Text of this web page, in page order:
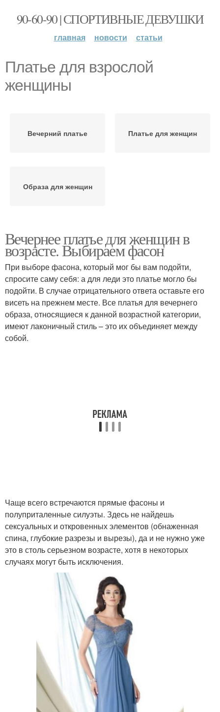
90-60-90 | СПОРТИВНЫЕ ДЕВУШКИ
главная новости статьи
Платье для взрослой
женщины
Вечерний платье Платье для женщин
Образа для женщин
Вечернее платье для женщин в
возрасте. Выбираем фасон
При выборе фасона, который мог бы вам подойти,
спросите саму себя: а для леди это платье могло бы
подойти. В случае отрицательного ответа оставьте его
висеть на прежнем месте. Все платья для вечернего
образа, относящиеся к данной возрастной категории,
имеют лаконичный стиль – это их объединяет между
собой.
Чаще всего встречаются прямые фасоны и
полуприталенные силуэты. Здесь не найдешь
сексуальных и откровенных элементов (обнаженная
спина, глубокие разрезы и вырезы), да и не нужно уже
это в столь серьезном возрасте, хотя в некоторых
случаях могут быть исключения.